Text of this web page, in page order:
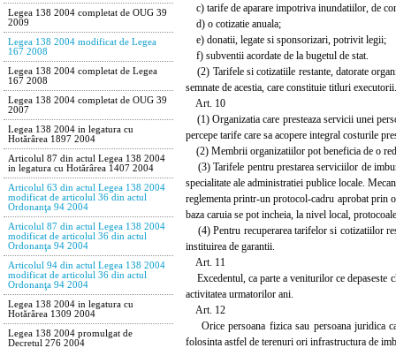
Legea 138 2004 completat de OUG 39
2009
Legea 138 2004 modificat de Legea
167 2008
Legea 138 2004 completat de Legea
167 2008
Legea 138 2004 completat de OUG 39
2007
Legea 138 2004 in legatura cu
Hotărârea 1897 2004
Articolul 87 din actul Legea 138 2004
in legatura cu Hotărârea 1407 2004
Articolul 63 din actul Legea 138 2004
modificat de articolul 36 din actul
Ordonanţa 94 2004
Articolul 87 din actul Legea 138 2004
modificat de articolul 36 din actul
Ordonanţa 94 2004
Articolul 94 din actul Legea 138 2004
modificat de articolul 36 din actul
Ordonanţa 94 2004
Legea 138 2004 in legatura cu
Hotărârea 1309 2004
Legea 138 2004 promulgat de
Decretul 276 2004
c) tarife de aparare impotriva inundatiilor, de
d) o cotizatie anuala;
e) donatii, legate si sponsorizari, potrivit legii;
f) subventii acordate de la bugetul de stat.
(2) Tarifele si cotizatiile restante, datorate
semnate de acestia, care constituie titluri executorii.
Art. 10
(1) Organizatia care presteaza servicii unei
percepe tarife care sa acopere integral costurile
(2) Membrii organizatiilor pot beneficia de o
(3) Tarifele pentru prestarea serviciilor de
specialitate ale administratiei publice locale.
reglementa printr-un protocol-cadru aprobat
baza caruia se pot incheia, la nivel local,
(4) Pentru recuperarea tarifelor si cotizatiilor
instituirea de garantii.
Art. 11
Excedentul, ca parte a veniturilor ce depaseste
activitatea urmatorilor ani.
Art. 12
Orice persoana fizica sau persoana juridica
folosinta astfel de terenuri ori infrastructura de